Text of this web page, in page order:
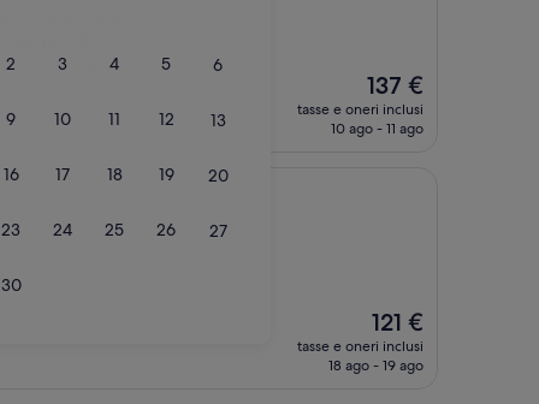
2 3 4 5 6
9 10 11 12 13
16 17 18 19 20
23 24 25 26 27
30
più tempo per
Il
prezzo
attuale
137 €
tasse e oneri inclusi
10 ago - 11 ago
Il
prezzo
attuale
121 €
tasse e oneri inclusi
18 ago - 19 ago